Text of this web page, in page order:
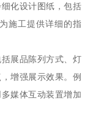
化设计图纸，包括
施工提供详细的指
展品陈列方式、灯
增强展示效果。例
媒体互动装置增加